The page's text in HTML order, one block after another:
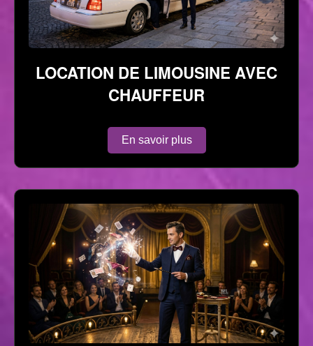
LOCATION DE LIMOUSINE AVEC
CHAUFFEUR
En savoir plus